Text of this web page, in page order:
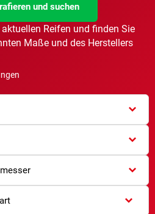
und suchen
Reifen und finden Sie
Maße und des Herstellers